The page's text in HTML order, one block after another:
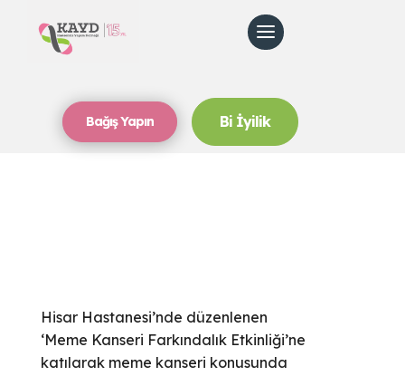
Bağış Yapın Bi İyilik
Hisar Hastanesi’nde düzenlenen
‘Meme Kanseri Farkındalık Etkinliği’ne
katılarak meme kanseri konusunda